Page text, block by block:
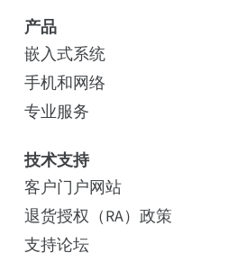
产品
嵌入式系统
手机和网络
专业服务
技术支持
客户门户网站
退货授权（RA）政策
支持论坛